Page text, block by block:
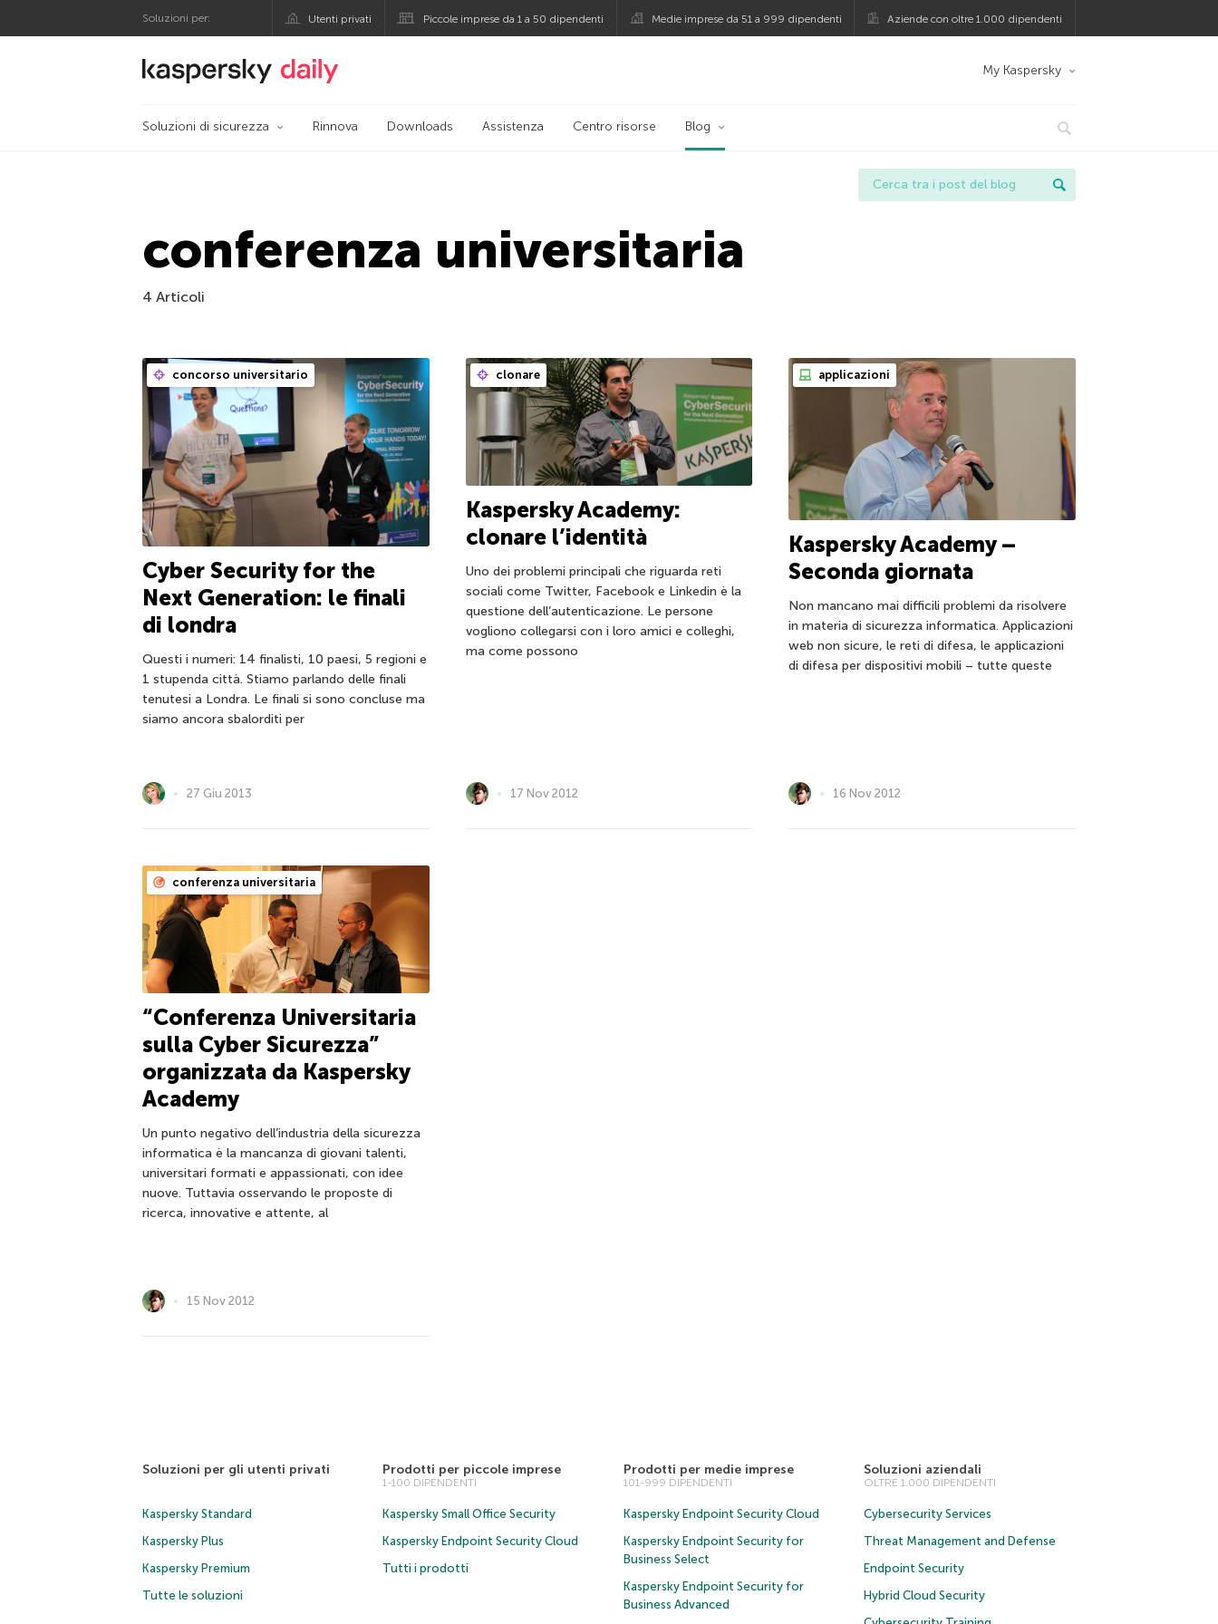
Soluzioni per: Utenti privati Piccole imprese da 1 a 50 dipendenti Medie imprese da 51 a 999 dipendenti Aziende con oltre 1.000 dipendenti
Blog ufficiale di Kaspersky My Kaspersky
Soluzioni di sicurezza Rinnova Downloads Assistenza Centro risorse Blog
conferenza universitaria
4 Articoli
concorso universitario
Cyber Security for the
Next Generation: le finali
di londra
Questi i numeri: 14 finalisti, 10 paesi, 5 regioni e
1 stupenda città. Stiamo parlando delle finali
tenutesi a Londra. Le finali si sono concluse ma
siamo ancora sbalorditi per
27 Giu 2013
clonare
Kaspersky Academy:
clonare l’identità
Uno dei problemi principali che riguarda reti
sociali come Twitter, Facebook e Linkedin è la
questione dell’autenticazione. Le persone
vogliono collegarsi con i loro amici e colleghi,
ma come possono
17 Nov 2012
applicazioni
Kaspersky Academy –
Seconda giornata
Non mancano mai difficili problemi da risolvere
in materia di sicurezza informatica. Applicazioni
web non sicure, le reti di difesa, le applicazioni
di difesa per dispositivi mobili – tutte queste
16 Nov 2012
conferenza universitaria
“Conferenza Universitaria
sulla Cyber Sicurezza”
organizzata da Kaspersky
Academy
Un punto negativo dell’industria della sicurezza
informatica è la mancanza di giovani talenti,
universitari formati e appassionati, con idee
nuove. Tuttavia osservando le proposte di
ricerca, innovative e attente, al
15 Nov 2012
Soluzioni per gli utenti privati
Kaspersky Standard
Kaspersky Plus
Kaspersky Premium
Tutte le soluzioni
Prodotti per piccole imprese
1-100 DIPENDENTI
Kaspersky Small Office Security
Kaspersky Endpoint Security Cloud
Tutti i prodotti
Prodotti per medie imprese
101-999 DIPENDENTI
Kaspersky Endpoint Security Cloud
Kaspersky Endpoint Security for
Business Select
Kaspersky Endpoint Security for
Business Advanced
Soluzioni aziendali
OLTRE 1.000 DIPENDENTI
Cybersecurity Services
Threat Management and Defense
Endpoint Security
Hybrid Cloud Security